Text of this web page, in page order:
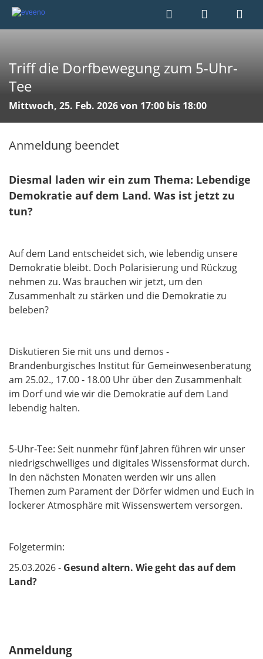
Triff die Dorfbewegung zum 5-Uhr-
Tee
Mittwoch, 25. Feb. 2026 von 17:00 bis 18:00
Anmeldung beendet
Diesmal laden wir ein zum Thema: Lebendige
Demokratie auf dem Land. Was ist jetzt zu
tun?
Auf dem Land entscheidet sich, wie lebendig unsere
Demokratie bleibt. Doch Polarisierung und Rückzug
nehmen zu. Was brauchen wir jetzt, um den
Zusammenhalt zu stärken und die Demokratie zu
beleben?
Diskutieren Sie mit uns und demos -
Brandenburgisches Institut für Gemeinwesenberatung
am 25.02., 17.00 - 18.00 Uhr über den Zusammenhalt
im Dorf und wie wir die Demokratie auf dem Land
lebendig halten.
5-Uhr-Tee: Seit nunmehr fünf Jahren führen wir unser
niedrigschwelliges und digitales Wissensformat durch.
In den nächsten Monaten werden wir uns allen
Themen zum Parament der Dörfer widmen und Euch in
lockerer Atmosphäre mit Wissenswertem versorgen.
Folgetermin:
25.03.2026 - Gesund altern. Wie geht das auf dem
Land?
Anmeldung